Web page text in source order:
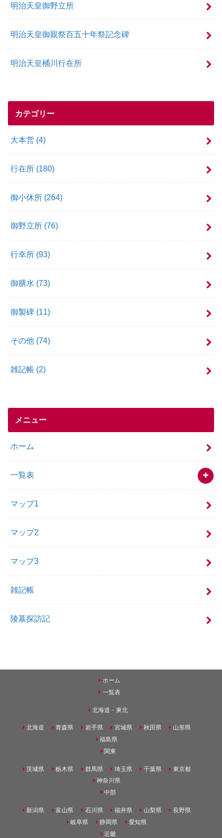
明治天皇御野立所
明治天皇御親祭百五十年祭記念碑
明治天皇桶川行在所
カテゴリー
大本営 (4)
行在所 (180)
御小休所 (264)
御野立所 (76)
行幸所 (93)
御膳水 (73)
御製碑 (11)
その他 (74)
雑記帳 (2)
メニュー
ホーム
一覧表
マップ1
マップ2
マップ3
雑記帳
陵墓探訪記
ホーム
一覧表
北海道・東北
北海道 青森県 岩手県 宮城県 秋田県
山形県
福島県
関東
茨城県 栃木県 群馬県 埼玉県 千葉県
東京都
神奈川県
中部
新潟県 富山県 石川県 福井県 山梨県
長野県
岐阜県
静岡県
愛知県
近畿